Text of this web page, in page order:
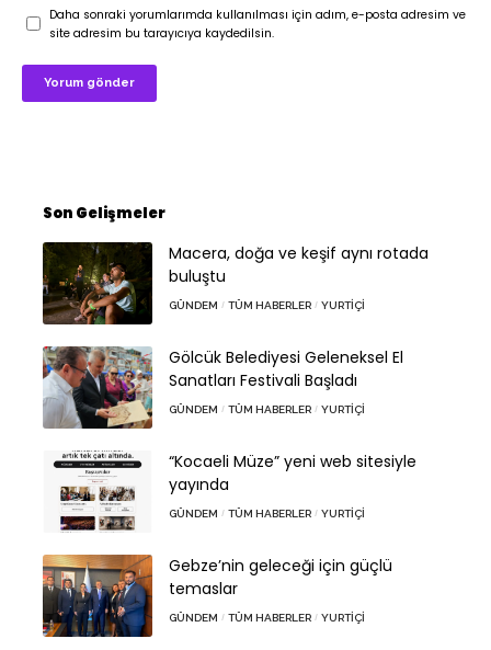
Daha sonraki yorumlarımda kullanılması için adım, e-posta adresim ve
site adresim bu tarayıcıya kaydedilsin.
Son Gelişmeler
Macera, doğa ve keşif aynı rotada
buluştu
GÜNDEM TÜM HABERLER YURTIÇI
Gölcük Belediyesi Geleneksel El
Sanatları Festivali Başladı
GÜNDEM TÜM HABERLER YURTIÇI
“Kocaeli Müze” yeni web sitesiyle
yayında
GÜNDEM TÜM HABERLER YURTIÇI
Gebze’nin geleceği için güçlü
temaslar
GÜNDEM TÜM HABERLER YURTIÇI